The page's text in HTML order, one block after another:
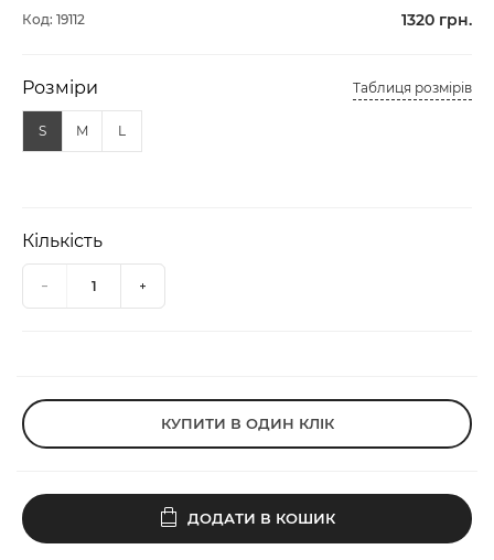
Код: 19112 1320 грн.
Розміри Таблиця розмірів
S M L
Кількість
КУПИТИ В ОДИН КЛІК
ДОДАТИ В КОШИК